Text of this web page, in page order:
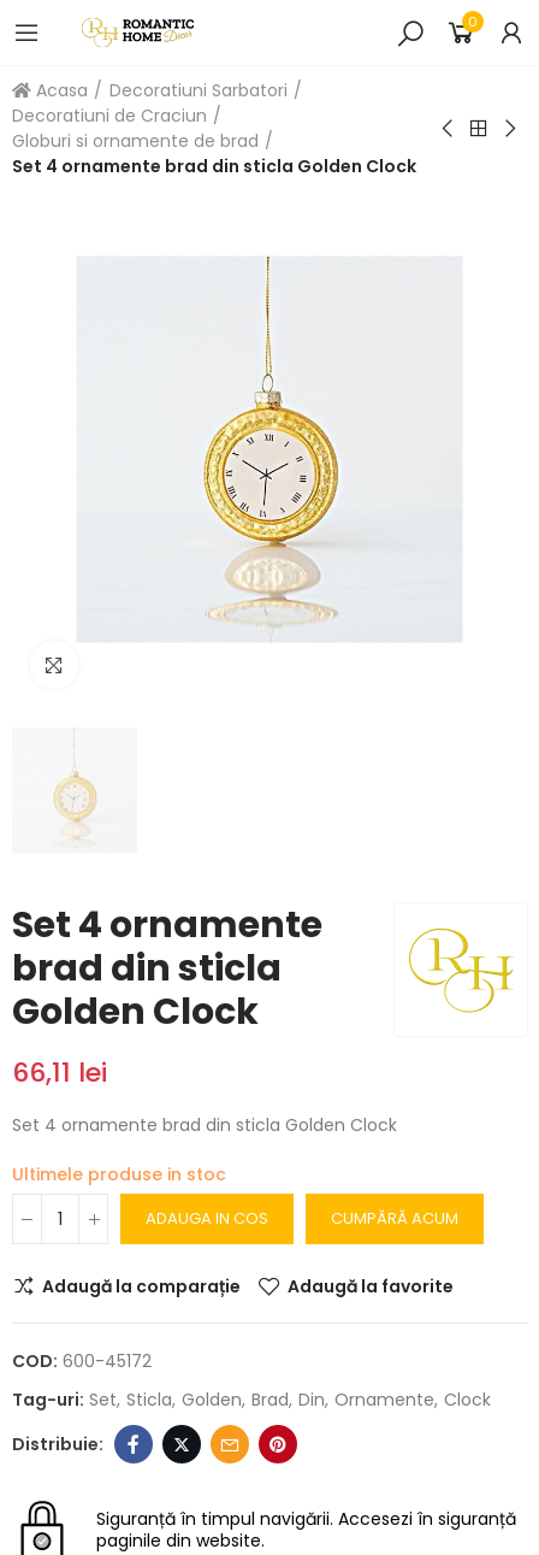
0
Acasa
Decoratiuni Sarbatori
Decoratiuni de Craciun
Globuri si ornamente de brad
Set 4 ornamente brad din sticla Golden Clock
Set 4 ornamente
brad din sticla
Golden Clock
66,11 lei
Set 4 ornamente brad din sticla Golden Clock
Ultimele produse in stoc
ADAUGA IN COS CUMPĂRĂ ACUM
Adaugă la comparație Adaugă la favorite
COD: 600-45172
Tag-uri: Set Sticla Golden Brad Din Ornamente Clock
Siguranță în timpul navigării. Accesezi în siguranță
paginile din website.